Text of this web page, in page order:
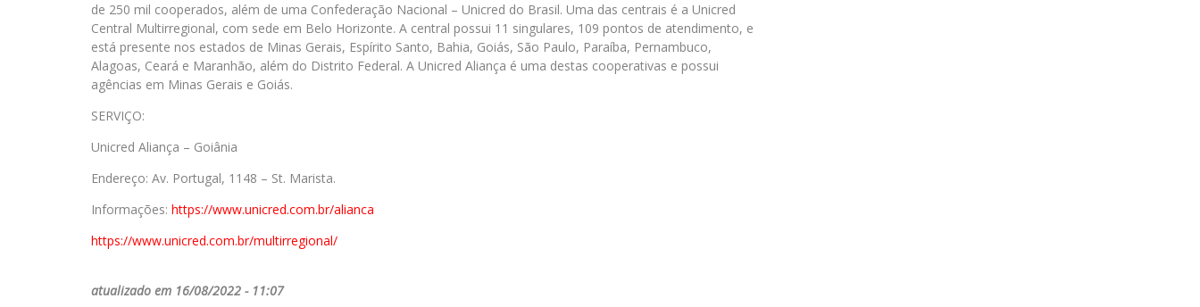
de 250 mil cooperados, além de uma Confederação Nacional – Unicred do Brasil. Uma das centrais é a Unicred
Central Multirregional, com sede em Belo Horizonte. A central possui 11 singulares, 109 pontos de atendimento, e
está presente nos estados de Minas Gerais, Espírito Santo, Bahia, Goiás, São Paulo, Paraíba, Pernambuco,
Alagoas, Ceará e Maranhão, além do Distrito Federal. A Unicred Aliança é uma destas cooperativas e possui
agências em Minas Gerais e Goiás.
SERVIÇO:
Unicred Aliança – Goiânia
Endereço: Av. Portugal, 1148 – St. Marista.
Informações: https://www.unicred.com.br/alianca
https://www.unicred.com.br/multirregional/
atualizado em 16/08/2022 - 11:07